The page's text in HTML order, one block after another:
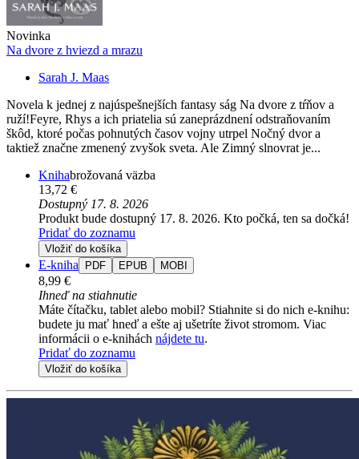
Novinka
Na dvore z hviezd a mrazu
Sarah J. Maas
Novela k jednej z najúspešnejších fantasy ság Na dvore z tŕňov a
ruží!Feyre, Rhys a ich priatelia sú zaneprázdnení odstraňovaním
škôd, ktoré počas pohnutých časov vojny utrpel Nočný dvor a
taktiež značne zmenený zvyšok sveta. Ale Zimný slnovrat je...
Knihabrožovaná väzba
13,72 €
Dostupný 17. 8. 2026
Produkt bude dostupný 17. 8. 2026. Kto počká, ten sa dočká!
Pridať do zoznamu
Vložiť do košíka
E-kniha PDF EPUB MOBI
8,99 €
Ihneď na stiahnutie
Máte čítačku, tablet alebo mobil? Stiahnite si do nich e-knihu:
budete ju mať hneď a ešte aj ušetríte život stromom. Viac
informácii o e-knihách nájdete tu.
Pridať do zoznamu
Vložiť do košíka